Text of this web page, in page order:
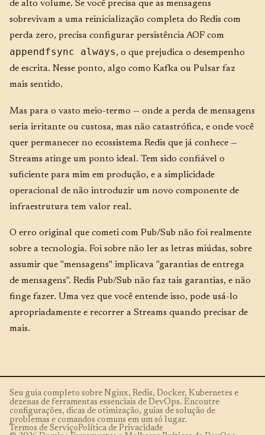
de alto volume. Se você precisa que as mensagens
sobrevivam a uma reinicialização completa do Redis com
perda zero, precisa configurar persistência AOF com
appendfsync always, o que prejudica o desempenho
de escrita. Nesse ponto, algo como Kafka ou Pulsar faz
mais sentido.
Mas para o vasto meio-termo — onde a perda de mensagens
seria irritante ou custosa, mas não catastrófica, e onde você
quer permanecer no ecossistema Redis que já conhece —
Streams atinge um ponto ideal. Tem sido confiável o
suficiente para mim em produção, e a simplicidade
operacional de não introduzir um novo componente de
infraestrutura tem valor real.
O erro original que cometi com Pub/Sub não foi realmente
sobre a tecnologia. Foi sobre não ler as letras miúdas, sobre
assumir que "mensagens" implicava "garantias de entrega
de mensagens". Redis Pub/Sub não faz tais garantias, e não
finge fazer. Uma vez que você entende isso, pode usá-lo
apropriadamente e recorrer a Streams quando precisar de
mais.
Seu guia completo sobre Nginx, Redis, Docker, Kubernetes e
dezenas de ferramentas essenciais de DevOps. Encontre
configurações, dicas de otimização, guias de solução de
problemas e comandos comuns em um só lugar.
Termos de ServiçoPolítica de Privacidade